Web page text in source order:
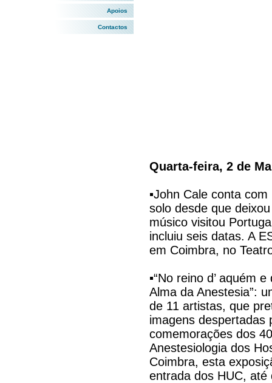
Apoios
Contactos
Quarta-feira, 2 de
▪John Cale conta
solo desde que
músico visitou
incluiu seis datas. A
em Coimbra, no
▪“No reino d’ aquém
Alma da Anestesia”:
de 11 artistas, que
imagens despertadas
comemorações dos
Anestesiologia dos
Coimbra, esta
entrada dos HUC, até